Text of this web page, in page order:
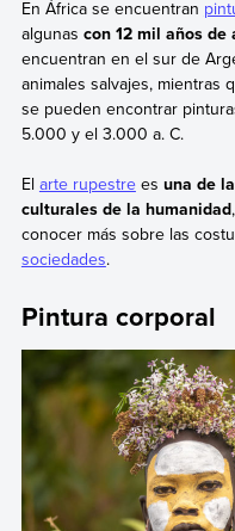
En África se encuentran
algunas con 12 mil años de
encuentran en el sur de
animales salvajes, mientras
se pueden encontrar
5.000 y el 3.000 a. C.
El arte rupestrees una de
culturales de la humanidad
conocer más sobre las
sociedades.
Pintura corporal